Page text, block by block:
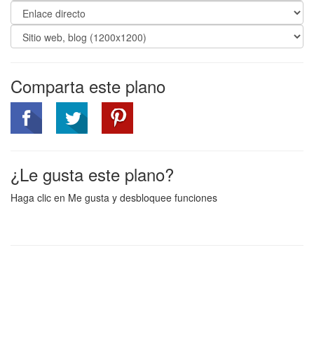
Comparta este plano
¿Le gusta este plano?
Haga clic en Me gusta y desbloquee funciones